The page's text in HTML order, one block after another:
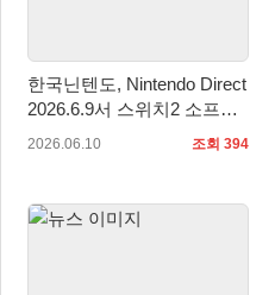
한국닌텐도, Nintendo Direct
2026.6.9서 스위치2 소프트
웨어 메이커 타이틀 대거 공
2026.06.10 조회 394